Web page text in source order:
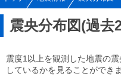
震央分布図(過去
震度1以上を観測した地震の
しているかを見ることができま